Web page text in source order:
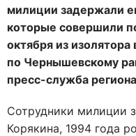
милиции задержали
которые совершили
октября из
по Чернышевскому
пресс-служба
Сотрудники милиции
Корякина, 1994 года